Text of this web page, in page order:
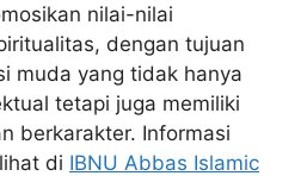
nilai-nilai
dengan tujuan
muda yang tidak hanya
tetapi juga memiliki
berkarakter. Informasi
di IBNU Abbas Islamic